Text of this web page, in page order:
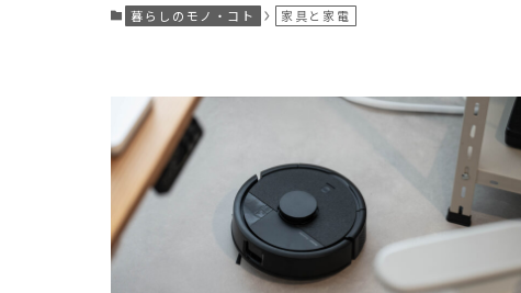
暮らしのモノ・コト 家具と家電